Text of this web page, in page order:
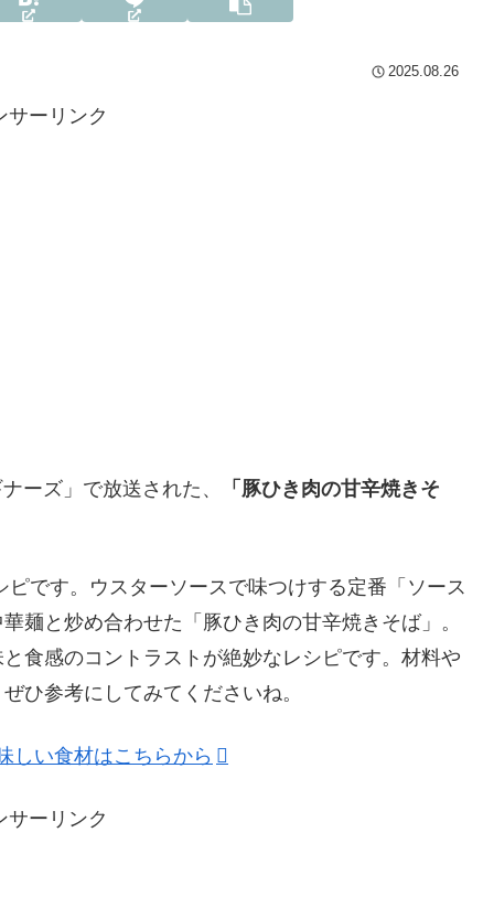
2025.08.26
サーリンク
ーズ」で放送された、 「豚ひき肉の甘辛焼きそ
です。ウスターソースで味つけする定番「ソース
麺と炒め合わせた「豚ひき肉の甘辛焼きそば」。
食感のコントラストが絶妙なレシピです。材料や
ひ参考にしてみてくださいね。
しい食材はこちらから
サーリンク